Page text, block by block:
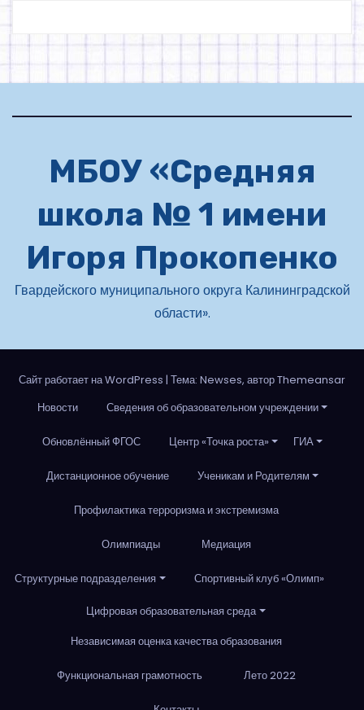
МБОУ «Средняя
школа № 1 имени
Игоря Прокопенко
Гвардейского муниципального округа Калининградской
области».
Сайт работает на WordPress | Тема: Newses, автор Themeansar
Новости
Сведения об образовательном учреждении
Обновлённый ФГОС Центр «Точка роста» ГИА
Дистанционное обучение Ученикам и Родителям
Профилактика терроризма и экстремизма
Олимпиады Медиация
Структурные подразделения Спортивный клуб «Олимп»
Цифровая образовательная среда
Независимая оценка качества образования
Функциональная грамотность Лето 2022